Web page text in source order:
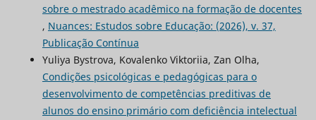
sobre o mestrado acadêmico na formação de docentes
, Nuances: Estudos sobre Educação: (2026), v. 37,
Publicação Contínua
Yuliya Bystrova, Kovalenko Viktoriia, Zan Olha,
Condições psicológicas e pedagógicas para o
desenvolvimento de competências preditivas de
alunos do ensino primário com deficiência intelectual